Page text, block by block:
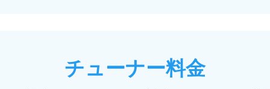
チューナー料金